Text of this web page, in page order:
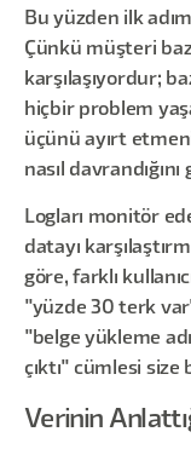
Bu yüzden ilk
Çünkü müşteri
karşılaşıyordur;
hiçbir problem
üçünü ayırt
nasıl
Logları monitör
datayı
göre, farklı
"yüzde 30 terk
"belge yükleme
çıktı" cümlesi size
Verinin